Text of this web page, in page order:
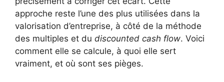
approche reste l’une des plus utilisées dans la
valorisation d’entreprise, à côté de la méthode
des multiples et du discounted cash flow. Voici
comment elle se calcule, à quoi elle sert
vraiment, et où sont ses pièges.